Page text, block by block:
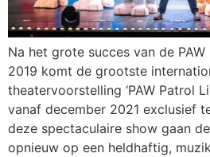
Na het grote succes van de
2019 komt de grootste
theatervoorstelling ‘PAW Patrol
vanaf december 2021 exclusief
deze spectaculaire show gaan
opnieuw op een heldhaftig,